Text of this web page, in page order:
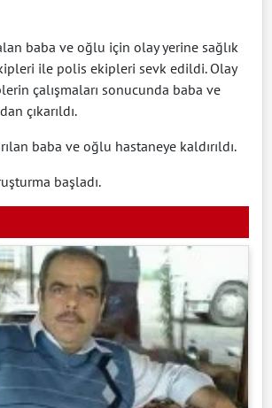
baba ve oğlu için olay yerine sağlık
ile polis ekipleri sevk edildi. Olay
çalışmaları sonucunda baba ve
çıkarıldı.
baba ve oğlu hastaneye kaldırıldı.
başladı.